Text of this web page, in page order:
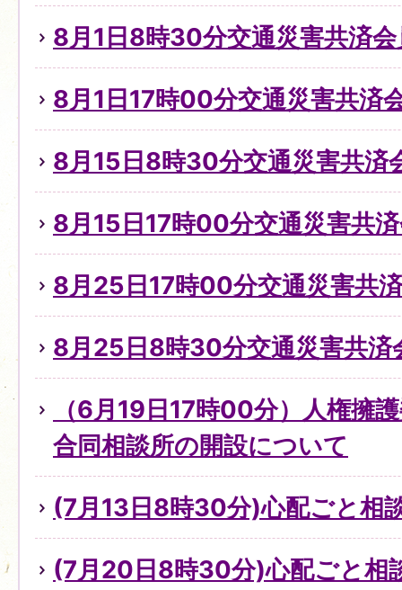
8月1日8時30分交通災害共済
8月1日17時00分交通災害共済
8月15日8時30分交通災害共済
8月15日17時00分交通災害共
8月25日17時00分交通災害共
8月25日8時30分交通災害共済
（6月19日17時00分）人権擁
合同相談所の開設について
(7月13日8時30分)心配ごと相
(7月20日8時30分)心配ごと相